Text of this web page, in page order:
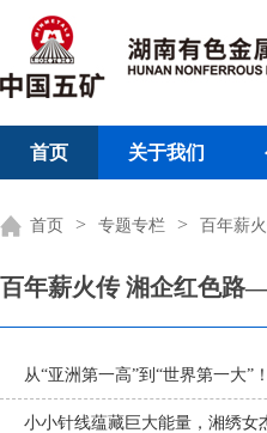
首页 关于我们
首页 > 专题专栏 > 百年薪
百年薪火传 湘企红色路
从“亚洲第一高”到“世界第一大
小小针线蕴藏巨大能量，湘绣